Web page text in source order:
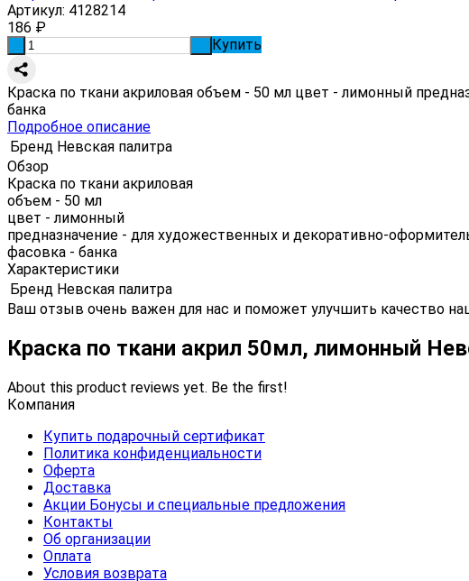
Артикул: 4128214
186 ₽
Купить
Краска по ткани акриловая объем - 50 мл цвет - лимонный
банка
Подробное описание
Бренд Невская палитра
Обзор
Краска по ткани акриловая
объем - 50 мл
цвет - лимонный
предназначение - для художественных и декоративно-
фасовка - банка
Характеристики
Бренд Невская палитра
Ваш отзыв очень важен для нас и поможет улучшить качество
Краска по ткани акрил 50мл, лимонный
About this product reviews yet. Be the first!
Компания
Купить подарочный сертификат
Политика конфиденциальности
Оферта
Доставка
Акции Бонусы и специальные предложения
Контакты
Об организации
Оплата
Условия возврата